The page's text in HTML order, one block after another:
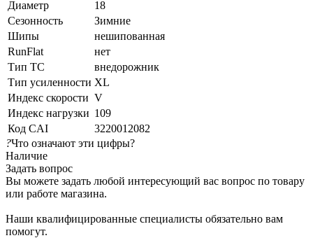
Диаметр
18
Сезонность
Зимние
Шипы
нешипованная
RunFlat
нет
Тип ТС
внедорожник
Тип усиленности XL
Индекс скорости V
Индекс нагрузки 109
Код CAI
3220012082
?Что означают эти цифры?
Наличие
Задать вопрос
Вы можете задать любой интересующий вас вопрос по товару
или работе магазина.
Наши квалифицированные специалисты обязательно вам
помогут.